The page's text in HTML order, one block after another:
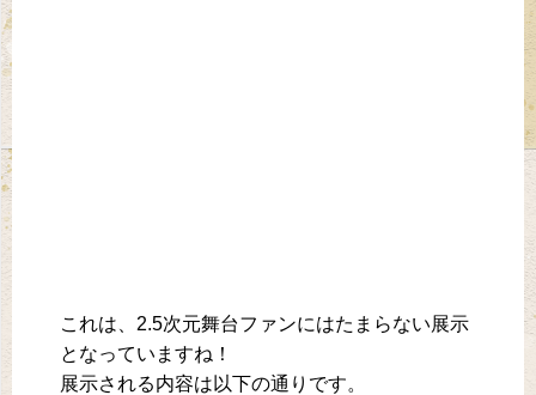
これは、2.5次元舞台ファンにはたまらない展示
となっていますね！
展示される内容は以下の通りです。